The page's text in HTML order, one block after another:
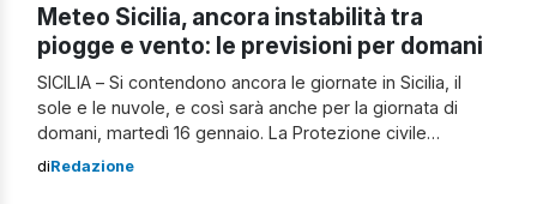
Meteo Sicilia, ancora instabilità tra
piogge e vento: le previsioni per domani
SICILIA – Si contendono ancora le giornate in Sicilia, il
sole e le nuvole, e così sarà anche per la giornata di
domani, martedì 16 gennaio. La Protezione civile
regionale non ha diramato alcuna allerta meteo anche se
diRedazione